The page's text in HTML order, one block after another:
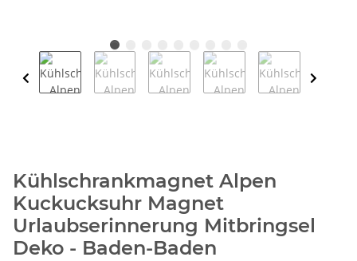
Kühlschrankmagnet Alpen
Kuckucksuhr Magnet
Urlaubserinnerung Mitbringsel
Deko - Baden-Baden